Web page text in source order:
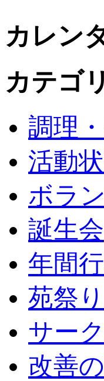
カレン
カテゴ
調理
活動
ボラ
誕生会
年間
苑祭り
サー
改善